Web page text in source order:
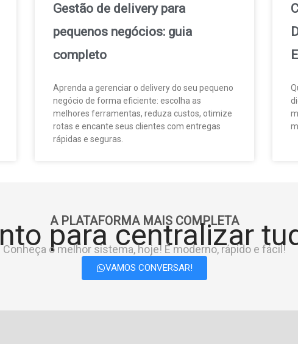
Gestão de delivery para
pequenos negócios: guia
completo
Aprenda a gerenciar o delivery do seu pequeno
negócio de forma eficiente: escolha as
melhores ferramentas, reduza custos, otimize
rotas e encante seus clientes com entregas
rápidas e seguras.
A PLATAFORMA MAIS COMPLETA
para centralizar
Conheça o melhor sistema, hoje! É moderno, rápido e fácil!
VAMOS CONVERSAR!